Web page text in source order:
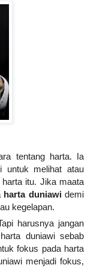
tentang harta. Ia
untuk melihat atau
itu. Jika maata
harta duniawidemi
kegelapan.
harusnya jangan
duniawi sebab
fokus pada harta
menjadi fokus,